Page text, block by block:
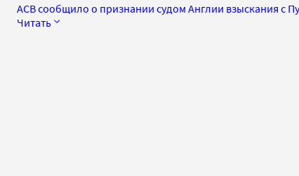
АСВ сообщило о признании судом Англии взыскания с
Читать